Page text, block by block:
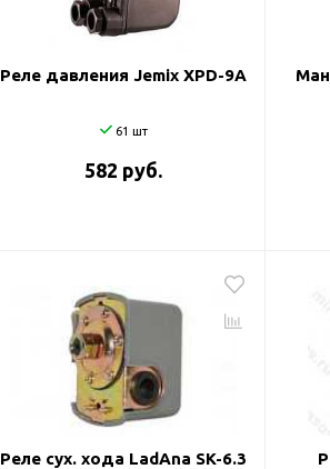
Реле давления Jemix XPD-9A
61 шт
582 руб.
Реле сух. хода LadAna SK-6.3